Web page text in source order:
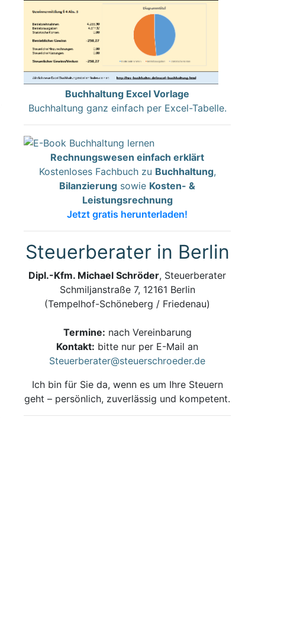
Buchhaltung Excel Vorlage
Buchhaltung ganz einfach per Excel-Tabelle.
Rechnungswesen einfach erklärt
Kostenloses Fachbuch zu Buchhaltung,
Bilanzierung sowie Kosten- &
Leistungsrechnung
Jetzt gratis herunterladen!
Steuerberater in Berlin
Dipl.-Kfm. Michael Schröder, Steuerberater
Schmiljanstraße 7, 12161 Berlin
(Tempelhof-Schöneberg / Friedenau)
Termine: nach Vereinbarung
Kontakt: bitte nur per E-Mail an
Steuerberater@steuerschroeder.de
Ich bin für Sie da, wenn es um Ihre Steuern
geht – persönlich, zuverlässig und kompetent.